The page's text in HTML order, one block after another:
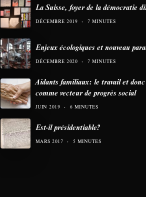
La Suisse, foyer de la démocratie
DÉCEMBRE 2019 7 MINUTES
Enjeux écologiques et nouveau
DÉCEMBRE 2020 7 MINUTES
Aidants familiaux: le travail et
comme vecteur de progrès social
JUIN 2019 6 MINUTES
Est-il présidentiable?
MARS 2017 5 MINUTES